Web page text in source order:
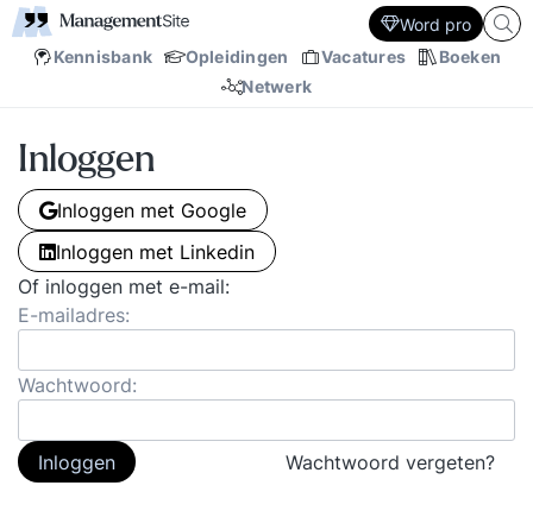
Kennisbank Opleidingen Vacatures
Boeken
Netwerk
Word pro
Inloggen
Inloggen met Google
Inloggen met Linkedin
Of inloggen met e-mail:
E-mailadres:
Wachtwoord:
Inloggen Wachtwoord vergeten?